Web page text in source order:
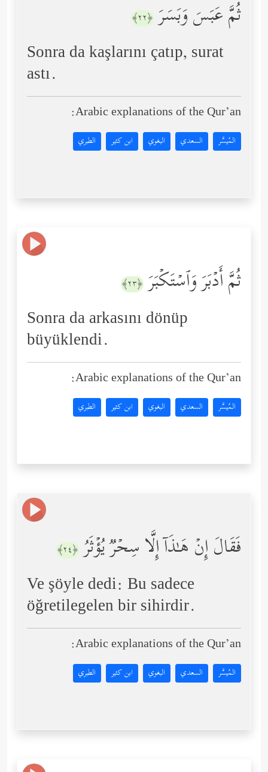
ثُمَّ عَبَسَ وَبَسَرَ ﴿٢٢﴾
Sonra da kaşlarını çatıp, surat
astı.
Arabic explanations of the Qur’an:
المُيسَّر السعدي البغوي ابن كثير الطبري
ثُمَّ أَدۡبَرَ وَٱسۡتَكۡبَرَ ﴿٢٣﴾
Sonra da arkasını dönüp
büyüklendi.
Arabic explanations of the Qur’an:
المُيسَّر السعدي البغوي ابن كثير الطبري
فَقَالَ إِنۡ هَـٰذَاۤ إِلَّا سِحۡرࣱ یُؤۡثَرُ ﴿٢٤﴾
Ve şöyle dedi: Bu sadece
öğretilegelen bir sihirdir.
Arabic explanations of the Qur’an:
المُيسَّر السعدي البغوي ابن كثير الطبري